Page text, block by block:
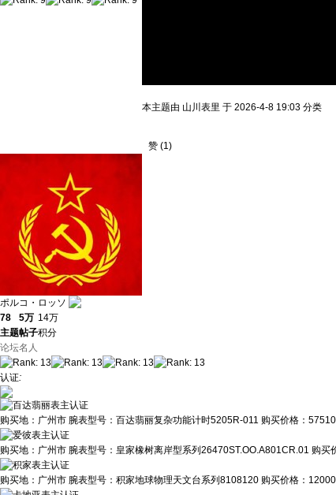
本主题由 山川表里 于 2026-4-8 19:03 分类
赞 (1)
ポルコ・ロッソ
78
主题
5万
帖子
14万
积分
论坛名人
认证:
购买地： 广州市 腕表型号： 百达翡丽复杂功能计时5205R-011 购买价格：
购买地： 广州市 腕表型号： 皇家橡树离岸型系列26470ST.OO.A801CR.01 购买
购买地： 广州市 腕表型号： 积家地球物理天文台系列8108120 购买价格：